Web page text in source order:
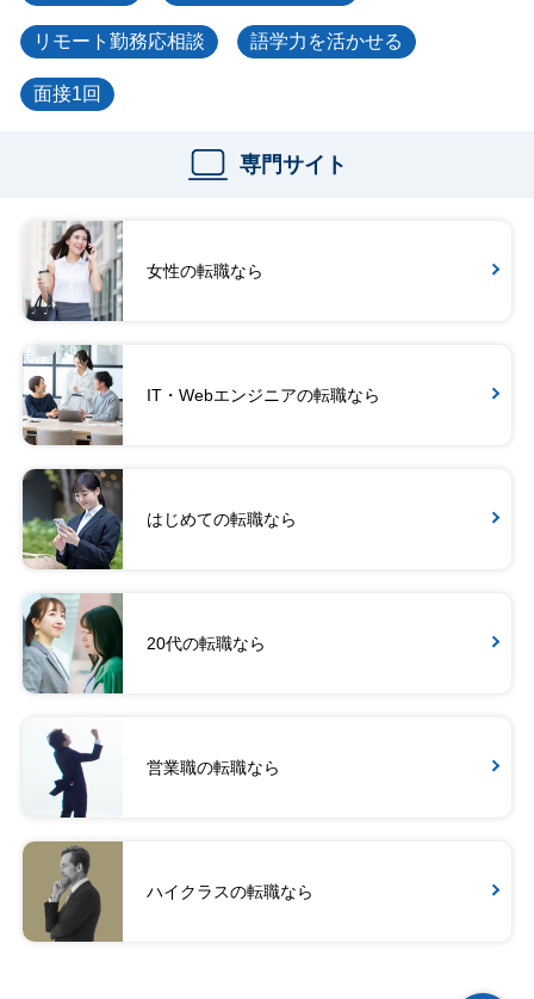
リモート勤務応相談 語学力を活かせる
面接1回
専門サイト
女性の転職なら
IT・Webエンジニアの転職なら
はじめての転職なら
20代の転職なら
営業職の転職なら
ハイクラスの転職なら